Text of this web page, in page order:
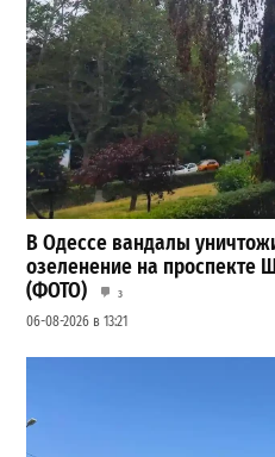
В Одессе вандалы
озеленение на проспекте
(ФОТО)
3
06-08-2026 в 13:21